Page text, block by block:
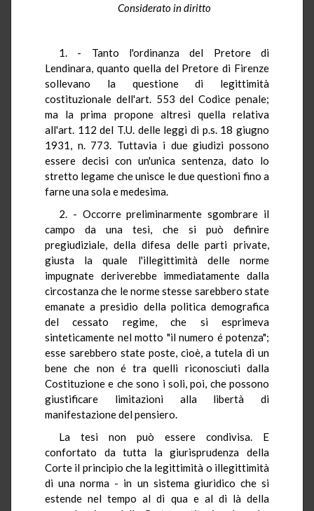
Considerato in diritto
1. - Tanto l'ordinanza del Pretore di
Lendinara, quanto quella del Pretore di Firenze
sollevano la questione di legittimità
costituzionale dell'art. 553 del Codice penale;
ma la prima propone altresì quella relativa
all'art. 112 del T.U. delle leggi di p.s. 18 giugno
1931, n. 773. Tuttavia i due giudizi possono
essere decisi con un'unica sentenza, dato lo
stretto legame che unisce le due questioni fino a
farne una sola e medesima.
2. - Occorre preliminarmente sgombrare il
campo da una tesi, che si può definire
pregiudiziale, della difesa delle parti private,
giusta la quale l'illegittimità delle norme
impugnate deriverebbe immediatamente dalla
circostanza che le norme stesse sarebbero state
emanate a presidio della politica demografica
del cessato regime, che si esprimeva
sinteticamente nel motto "il numero é potenza";
esse sarebbero state poste, cioè, a tutela di un
bene che non é tra quelli riconosciuti dalla
Costituzione e che sono i soli, poi, che possono
giustificare limitazioni alla libertà di
manifestazione del pensiero.
La tesi non può essere condivisa. E
confortato da tutta la giurisprudenza della
Corte il principio che la legittimità o illegittimità
di una norma - in un sistema giuridico che si
estende nel tempo al di qua e al di là della